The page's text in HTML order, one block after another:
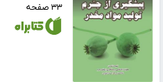
۳۳ صفحه